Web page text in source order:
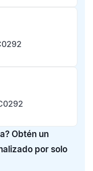
Obtén un
por solo